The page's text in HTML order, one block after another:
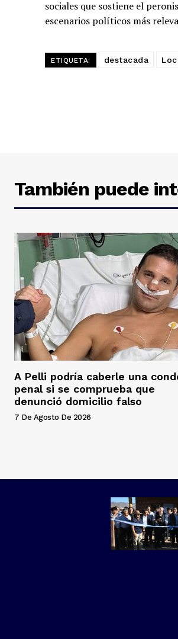
sociales que sostiene el
escenarios políticos más
ETIQUETA: destacada
También puede
A Pelli podría caberle una
penal si se comprueba que
denunció domicilio falso
7 De Agosto De 2026